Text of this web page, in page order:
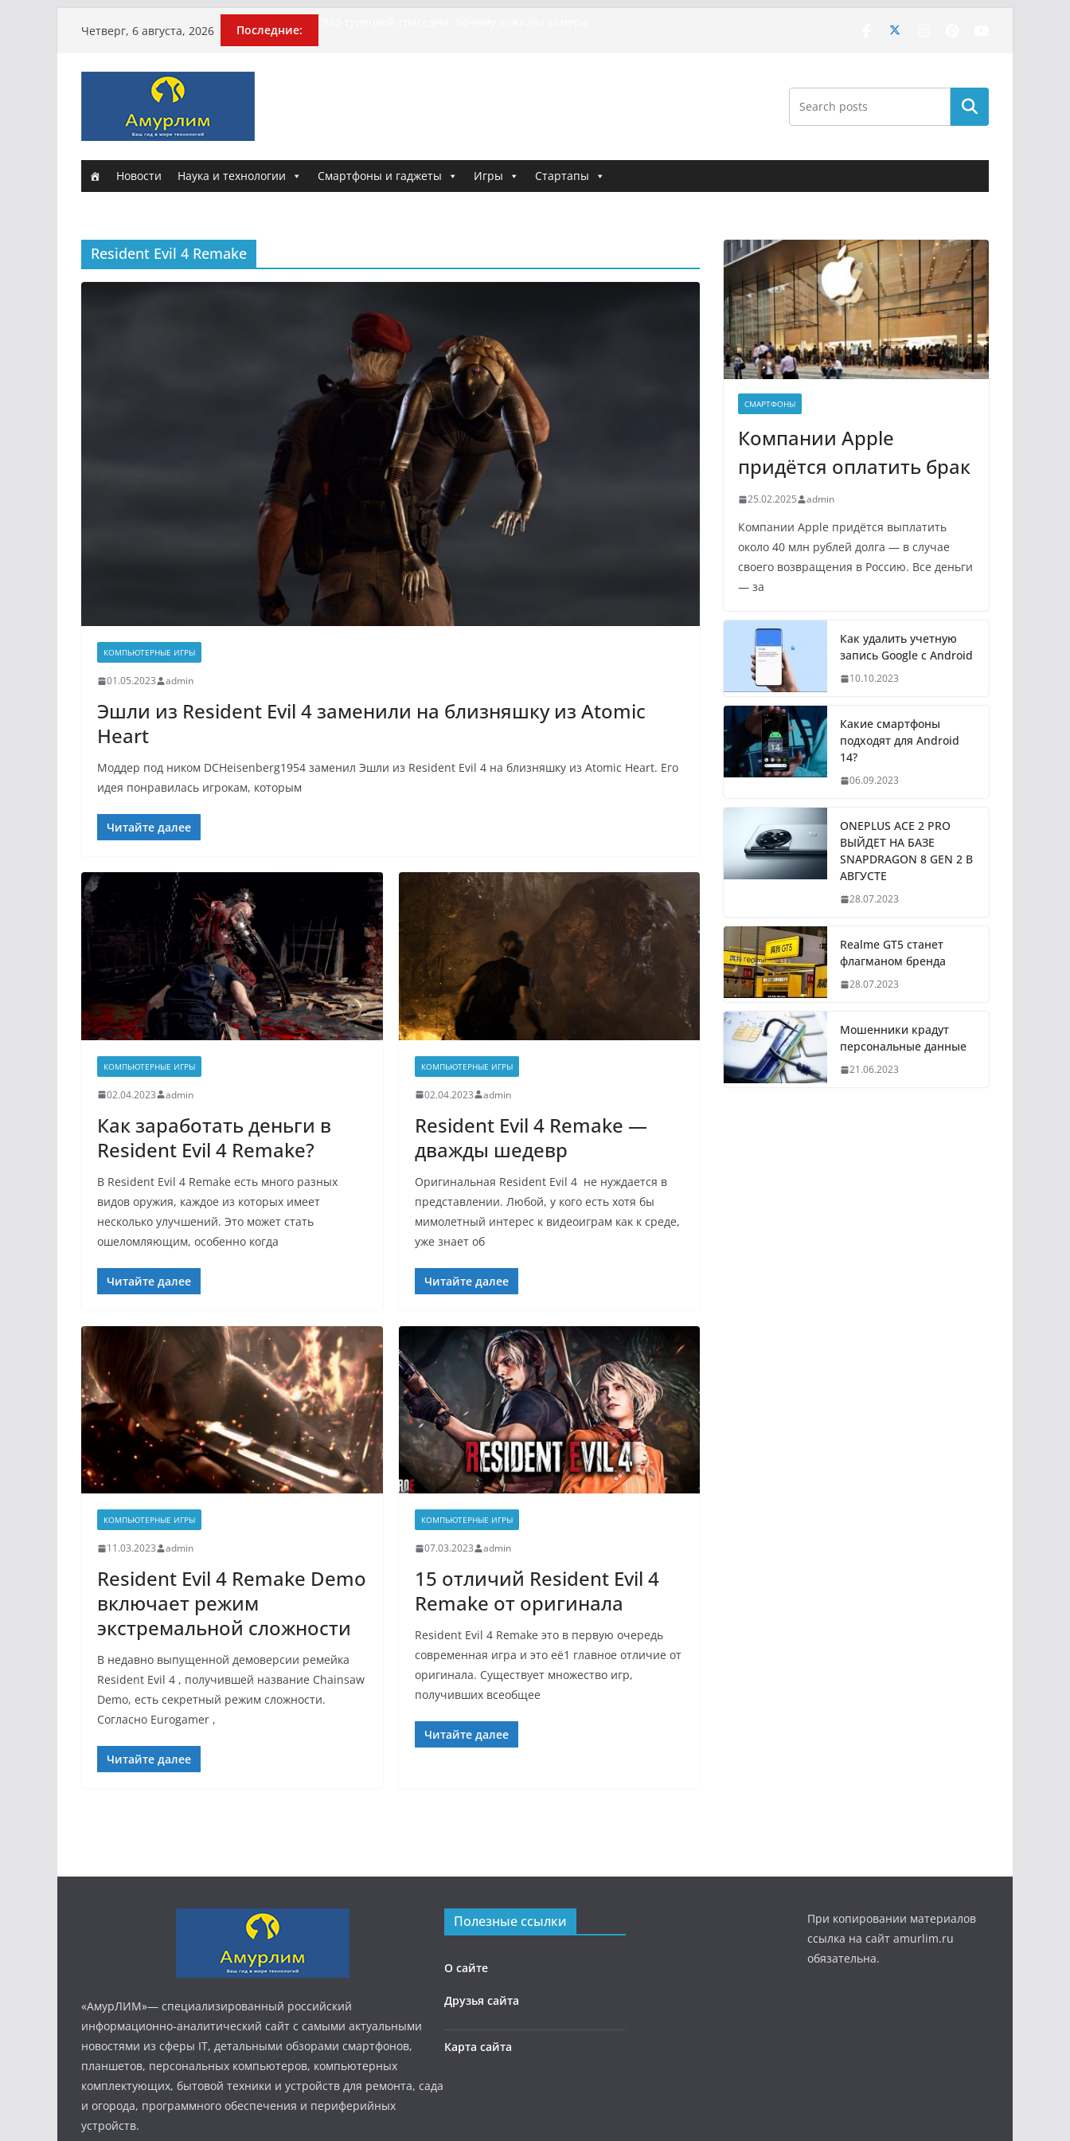
Четверг, 6 августа, 2026 Последние:
Поиск
Новости Наука и технологии Смартфоны и гаджеты Игры Стартапы
Resident Evil 4 Remake
КОМПЬЮТЕРНЫЕ ИГРЫ
01.05.2023 admin
Эшли из Resident Evil 4 заменили на близняшку из Atomic
Heart
Моддер под ником DCHeisenberg1954 заменил Эшли из Resident Evil 4 на близняшку из Atomic Heart. Его
идея понравилась игрокам, которым
Читайте далее
КОМПЬЮТЕРНЫЕ ИГРЫ
02.04.2023 admin
Как заработать деньги в
Resident Evil 4 Remake?
В Resident Evil 4 Remake есть много разных
видов оружия, каждое из которых имеет
несколько улучшений. Это может стать
ошеломляющим, особенно когда
Читайте далее
КОМПЬЮТЕРНЫЕ ИГРЫ
02.04.2023 admin
Resident Evil 4 Remake —
дважды шедевр
Оригинальная Resident Evil 4 не нуждается в
представлении. Любой, у кого есть хотя бы
мимолетный интерес к видеоиграм как к среде,
уже знает об
Читайте далее
КОМПЬЮТЕРНЫЕ ИГРЫ
11.03.2023 admin
Resident Evil 4 Remake Demo
включает режим
экстремальной сложности
В недавно выпущенной демоверсии ремейка
Resident Evil 4 , получившей название Chainsaw
Demo, есть секретный режим сложности.
Согласно Eurogamer ,
Читайте далее
КОМПЬЮТЕРНЫЕ ИГРЫ
07.03.2023 admin
15 отличий Resident Evil 4
Remake от оригинала
Resident Evil 4 Remake это в первую очередь
современная игра и это её1 главное отличие от
оригинала. Существует множество игр,
получивших всеобщее
Читайте далее
СМАРТФОНЫ
Компании Apple
придётся оплатить брак
25.02.2025 admin
Компании Apple придётся выплатить
около 40 млн рублей долга — в случае
своего возвращения в Россию. Все деньги
— за
Как удалить учетную
запись Google с Android
10.10.2023
Какие смартфоны
подходят для Android
14?
06.09.2023
ONEPLUS ACE 2 PRO
ВЫЙДЕТ НА БАЗЕ
SNAPDRAGON 8 GEN 2 В
АВГУСТЕ
28.07.2023
Realme GT5 станет
флагманом бренда
28.07.2023
Мошенники крадут
персональные данные
21.06.2023
«АмурЛИМ»— специализированный российский
информационно-аналитический сайт с самыми актуальными
новостями из сферы IT, детальными обзорами смартфонов,
планшетов, персональных компьютеров, компьютерных
комплектующих, бытовой техники и устройств для ремонта, сада
и огорода, программного обеспечения и периферийных
устройств.
Полезные ссылки
О сайте
Друзья сайта
Карта сайта
При копировании материалов
ссылка на сайт amurlim.ru
обязательна.